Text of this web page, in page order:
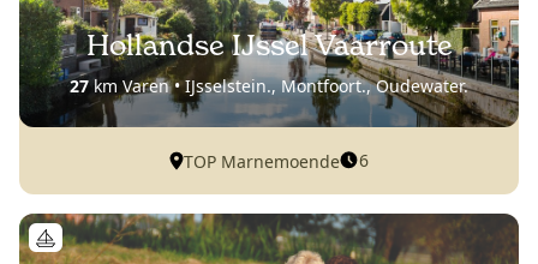
Hollandse IJssel Vaarroute
27km Varen • IJsselstein., Montfoort., Oudewater.
TOP Marnemoende 6